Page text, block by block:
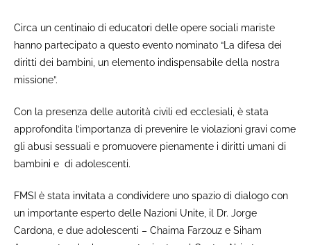
Circa un centinaio di educatori delle opere sociali mariste
hanno partecipato a questo evento nominato “La difesa dei
diritti dei bambini, un elemento indispensabile della nostra
missione”.
Con la presenza delle autorità civili ed ecclesiali, è stata
approfondita l’importanza di prevenire le violazioni gravi come
gli abusi sessuali e promuovere pienamente i diritti umani di
bambini e di adolescenti.
FMSI è stata invitata a condividere uno spazio di dialogo con
un importante esperto delle Nazioni Unite, il Dr. Jorge
Cardona, e due adolescenti – Chaima Farzouz e Siham